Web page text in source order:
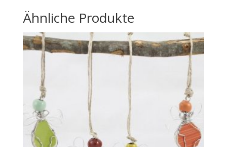
Ähnliche Produkte